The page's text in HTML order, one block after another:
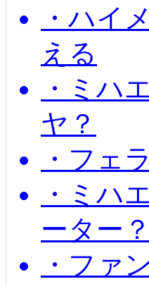
・ハイ
える
・ミハ
ヤ？
・フェ
・ミハ
ーター？
・ファ